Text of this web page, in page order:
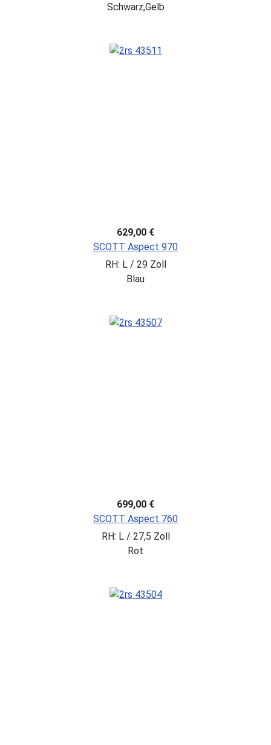
Schwarz,Gelb
629,00 €
SCOTT Aspect 970
RH: L / 29 Zoll
Blau
699,00 €
SCOTT Aspect 760
RH: L / 27,5 Zoll
Rot